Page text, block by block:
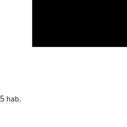
5 hab.